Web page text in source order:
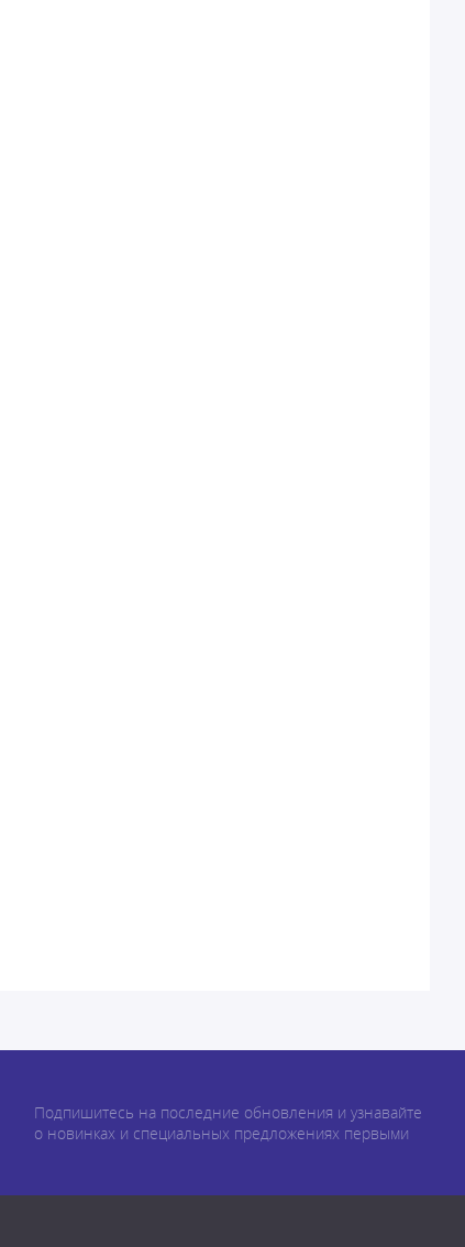
Подпишитесь на последние обновления и узнавайте
о новинках и специальных предложениях первыми